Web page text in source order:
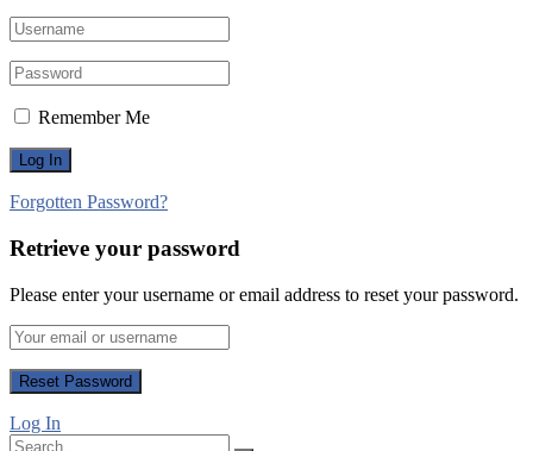
Remember Me
Forgotten Password?
Retrieve your password
Please enter your username or email address to reset your password.
Log In